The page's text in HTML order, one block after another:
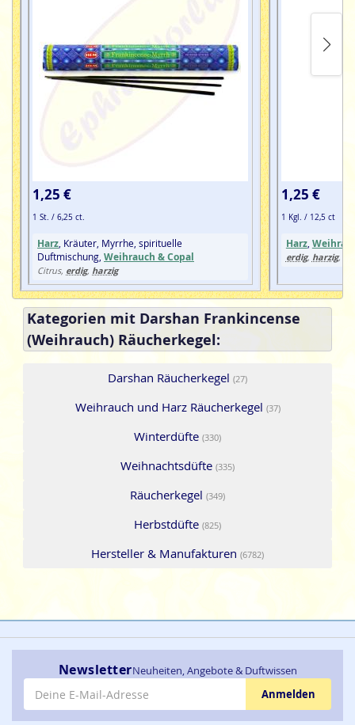
1,25 €
1 St. / 6,25 ct.
Harz , Kräuter, Myrrhe, spirituelle
Duftmischung, Weihrauch & Copal
Citrus, erdig, harzig
1,25 €
1 Kgl. / 12,5 ct
Harz,
erdig, harzig,
Kategorien mit Darshan Frankincense
(Weihrauch) Räucherkegel:
Darshan Räucherkegel (27)
Weihrauch und Harz Räucherkegel (37)
Winterdüfte (330)
Weihnachtsdüfte (335)
Räucherkegel (349)
Herbstdüfte (825)
Hersteller & Manufakturen (6782)
NewsletterNeuheiten, Angebote & Duftwissen
E-Mail-Adresse
Anmelden